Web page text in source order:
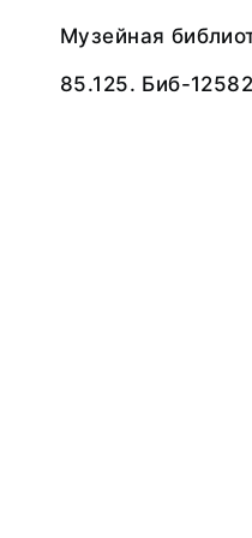
Музейная
85.125. Биб-12582